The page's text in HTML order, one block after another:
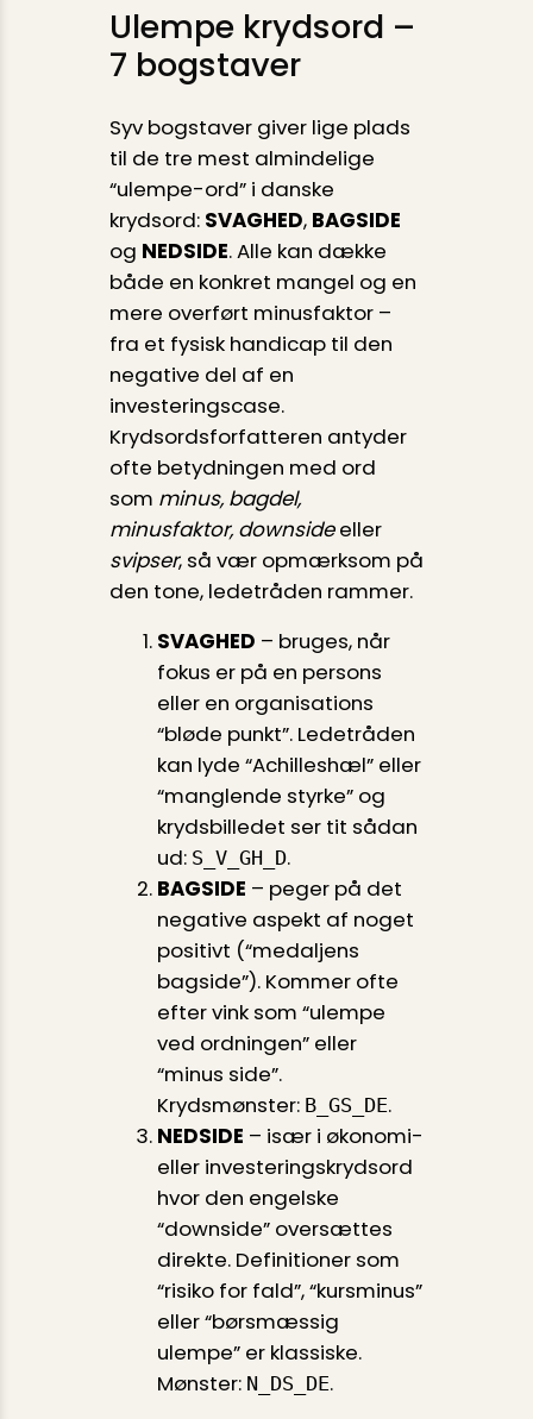
Ulempe krydsord –
7 bogstaver
Syv bogstaver giver lige plads
til de tre mest almindelige
“ulempe-ord” i danske
krydsord: SVAGHED, BAGSIDE
og NEDSIDE. Alle kan dække
både en konkret mangel og en
mere overført minusfaktor –
fra et fysisk handicap til den
negative del af en
investeringscase.
Krydsordsforfatteren antyder
ofte betydningen med ord
som minus, bagdel,
minusfaktor, downsideeller
svipser, så vær opmærksom på
den tone, ledetråden rammer.
SVAGHED – bruges, når
fokus er på en persons
eller en organisations
“bløde punkt”. Ledetråden
kan lyde “Achilleshæl” eller
“manglende styrke” og
krydsbilledet ser tit sådan
ud: S_V_GH_D.
BAGSIDE – peger på det
negative aspekt af noget
positivt (“medaljens
bagside”). Kommer ofte
efter vink som “ulempe
ved ordningen” eller
“minus side”.
Krydsmønster: B_GS_DE.
NEDSIDE – især i økonomi-
eller investeringskrydsord
hvor den engelske
“downside” oversættes
direkte. Definitioner som
“risiko for fald”, “kursminus”
eller “børsmæssig
ulempe” er klassiske.
Mønster: N_DS_DE.